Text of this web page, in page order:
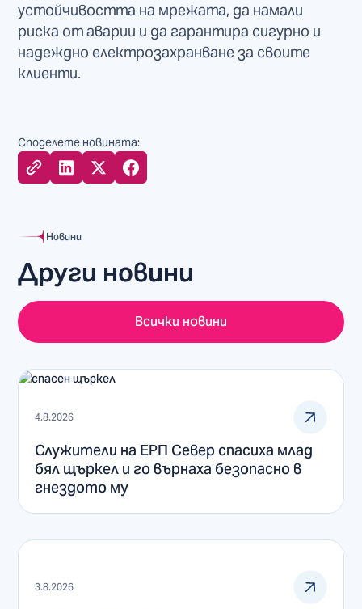
устойчивостта на мрежата, да намали
риска от аварии и да гарантира сигурно и
надеждно електрозахранване за своите
клиенти.
Споделете новината:
Новини
Други новини
Всички новини
4.8.2026
Служители на ЕРП Север спасиха млад
бял щъркел и го върнаха безопасно в
гнездото му
3.8.2026